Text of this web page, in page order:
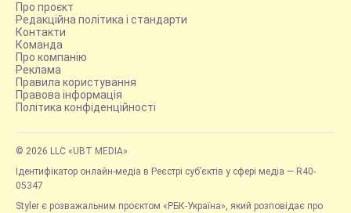
Про проєкт
Редакційна політика і стандарти
Контакти
Команда
Про компанію
Реклама
Правила користування
Правова інформація
Політика конфіденційності
© 2026 LLC «UBT MEDIA»
Ідентифікатор онлайн-медіа в Реєстрі суб’єктів у сфері медіа — R40-
05347
Styler є розважальним проєктом «РБК-Україна», який розповідає про